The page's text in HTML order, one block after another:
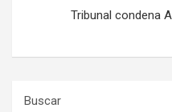
Tribunal condena
Buscar